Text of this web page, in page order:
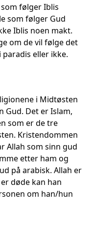
følger Iblis
som følger Gud
Iblis noen makt.
om de vil følge det
eller ikke.
i Midtøsten
Gud. Det er Islam,
som er de tre
Kristendommen
Allah som sinn gud
etter ham og
på arabisk. Allah er
døde kan han
om han/hun